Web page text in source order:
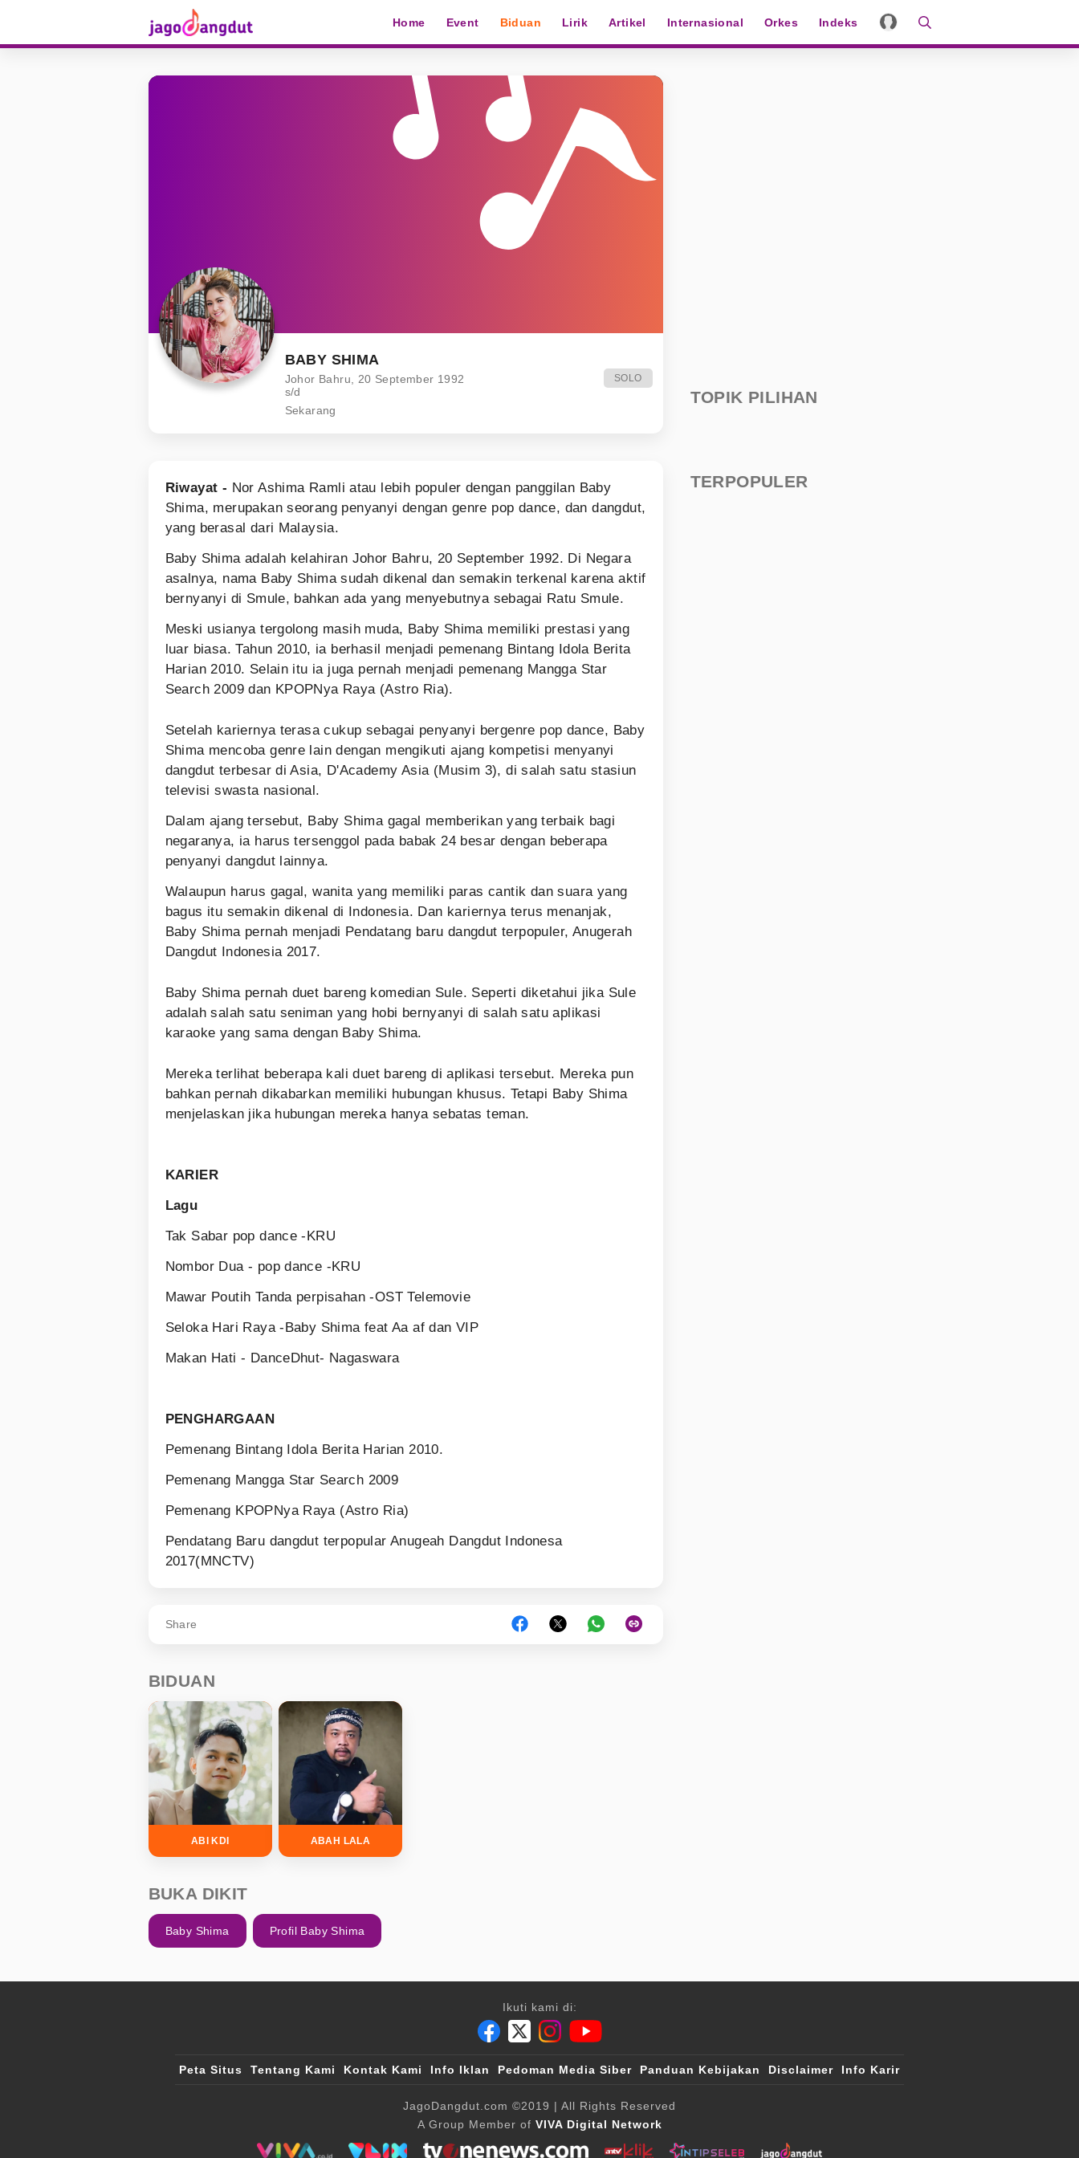
Home Event Biduan Lirik Artikel Internasional Orkes Indeks
BABY SHIMA
Johor Bahru, 20 September 1992
s/d
Sekarang
SOLO
Riwayat - Nor Ashima Ramli atau lebih populer dengan panggilan Baby
Shima, merupakan seorang penyanyi dengan genre pop dance, dan dangdut,
yang berasal dari Malaysia.
Baby Shima adalah kelahiran Johor Bahru, 20 September 1992. Di Negara
asalnya, nama Baby Shima sudah dikenal dan semakin terkenal karena aktif
bernyanyi di Smule, bahkan ada yang menyebutnya sebagai Ratu Smule.
Meski usianya tergolong masih muda, Baby Shima memiliki prestasi yang
luar biasa. Tahun 2010, ia berhasil menjadi pemenang Bintang Idola Berita
Harian 2010. Selain itu ia juga pernah menjadi pemenang Mangga Star
Search 2009 dan KPOPNya Raya (Astro Ria).
Setelah kariernya terasa cukup sebagai penyanyi bergenre pop dance, Baby
Shima mencoba genre lain dengan mengikuti ajang kompetisi menyanyi
dangdut terbesar di Asia, D'Academy Asia (Musim 3), di salah satu stasiun
televisi swasta nasional.
Dalam ajang tersebut, Baby Shima gagal memberikan yang terbaik bagi
negaranya, ia harus tersenggol pada babak 24 besar dengan beberapa
penyanyi dangdut lainnya.
Walaupun harus gagal, wanita yang memiliki paras cantik dan suara yang
bagus itu semakin dikenal di Indonesia. Dan kariernya terus menanjak,
Baby Shima pernah menjadi Pendatang baru dangdut terpopuler, Anugerah
Dangdut Indonesia 2017.
Baby Shima pernah duet bareng komedian Sule. Seperti diketahui jika Sule
adalah salah satu seniman yang hobi bernyanyi di salah satu aplikasi
karaoke yang sama dengan Baby Shima.
Mereka terlihat beberapa kali duet bareng di aplikasi tersebut. Mereka pun
bahkan pernah dikabarkan memiliki hubungan khusus. Tetapi Baby Shima
menjelaskan jika hubungan mereka hanya sebatas teman.
KARIER
Lagu
Tak Sabar pop dance -KRU
Nombor Dua - pop dance -KRU
Mawar Poutih Tanda perpisahan -OST Telemovie
Seloka Hari Raya -Baby Shima feat Aa af dan VIP
Makan Hati - DanceDhut- Nagaswara
PENGHARGAAN
Pemenang Bintang Idola Berita Harian 2010.
Pemenang Mangga Star Search 2009
Pemenang KPOPNya Raya (Astro Ria)
Pendatang Baru dangdut terpopular Anugeah Dangdut Indonesa
2017(MNCTV)
Share
BIDUAN
ABI KDI ABAH LALA
BUKA DIKIT
Baby Shima Profil Baby Shima
TOPIK PILIHAN
TERPOPULER
Ikuti kami di:
Peta Situs Tentang Kami Kontak Kami Info Iklan Pedoman Media Siber Panduan Kebijakan Disclaimer Info Karir
JagoDangdut.com ©2019 | All Rights Reserved
A Group Member of VIVA Digital Network